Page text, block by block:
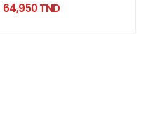
64,950 TND